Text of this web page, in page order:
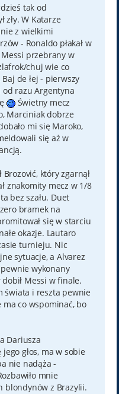
tak od
zły. W Katarze
z wielkimi
- Ronaldo płakał w
przebrany w
chuj wie co
de łej - pierwszy
razu Argentyna
Świetny mecz
Marciniak dobrze
mi się Maroko,
się aż w
który zgarnął
znakomity mecz w 1/8
bez szału. Duet
bramek na
się w starciu
okazje. Lautaro
turnieju. Nic
sytuacje, a Alvarez
wykonany
Messi w finale.
świata i reszta pewnie
co wspominać, bo
Dariusza
głos, ma w sobie
nie nadąża -
mnie
blondynów z Brazylii.